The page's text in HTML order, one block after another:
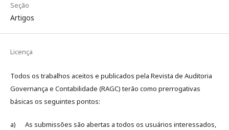
Seção
Artigos
Licença
Todos os trabalhos aceitos e publicados pela Revista de Auditoria
Governança e Contabilidade (RAGC) terão como prerrogativas
básicas os seguintes pontos:
a) As submissões são abertas a todos os usuários interessados,